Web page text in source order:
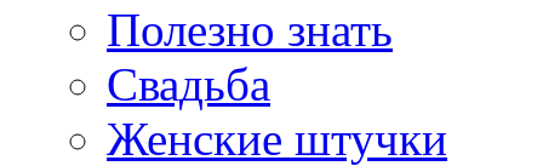
Полезно знать
Свадьба
Женские штучки